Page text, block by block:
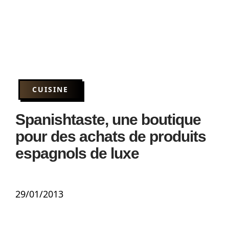
CUISINE
Spanishtaste, une boutique
pour des achats de produits
espagnols de luxe
29/01/2013